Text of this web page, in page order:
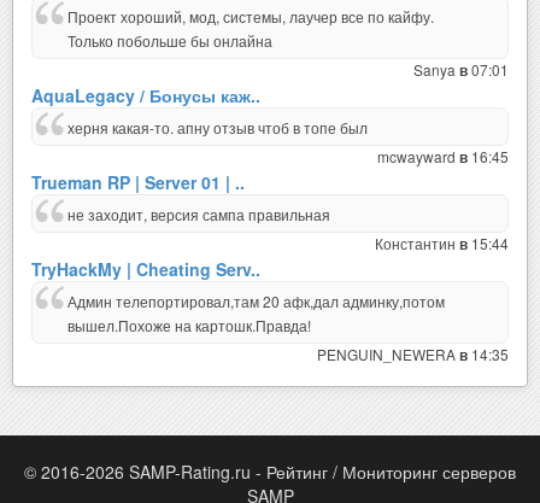
Проект хороший, мод, системы, лаучер все по кайфу.
Только побольше бы онлайна
Sanya в07:01
AquaLegacy / Бонусы каж..
херня какая-то. апну отзыв чтоб в топе был
mcwayward в 16:45
Trueman RP | Server 01 | ..
не заходит, версия сампа правильная
Константин в 15:44
TryHackMy | Cheating Serv..
Админ телепортировал,там 20 афк,дал админку,потом
вышел.Похоже на картошк.Правда!
PENGUIN_NEWERAв 14:35
© 2016-2026 SAMP-Rating.ru - Рейтинг / Мониторинг серверов
SAMP